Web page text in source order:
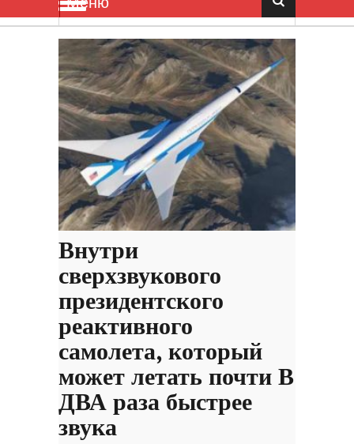
Внутри
сверхзвукового
президентского
реактивного
самолета, который
может летать почти В
ДВА раза быстрее
звука